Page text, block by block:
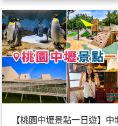
【桃園中壢景點一日遊】